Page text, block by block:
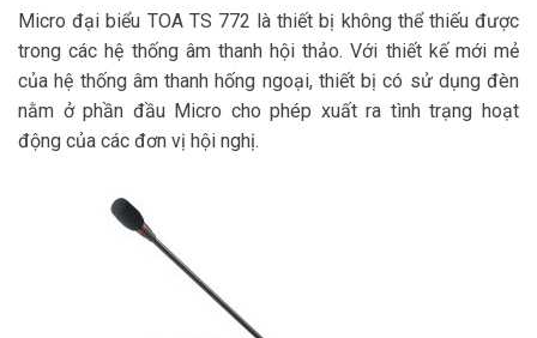
Micro đại biểu TOA TS 772 là thiết bị không thể thiếu được
trong các hệ thống âm thanh hội thảo. Với thiết kế mới mẻ
của hệ thống âm thanh hống ngoại, thiết bị có sử dụng đèn
nằm ở phần đầu Micro cho phép xuất ra tình trạng hoạt
động của các đơn vị hội nghị.